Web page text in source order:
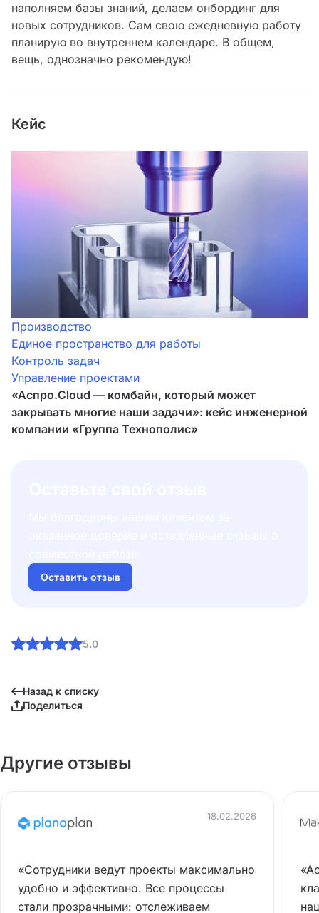
наполняем базы знаний, делаем онбординг для
новых сотрудников. Сам свою ежедневную работу
планирую во внутреннем календаре. В общем,
вещь, однозначно рекомендую!
Кейс
Производство
Единое пространство для работы
Контроль задач
Управление проектами
«Аспро.Cloud — комбайн, который может
закрывать многие наши задачи»‎: кейс инженерной
компании «Группа Технополис»‎
Оставить отзыв
5.0
Назад к списку
Поделиться
Другие отзывы
18.02.2026
«Сотрудники ведут проекты максимально
удобно и эффективно. Все процессы
стали прозрачными: отслеживаем